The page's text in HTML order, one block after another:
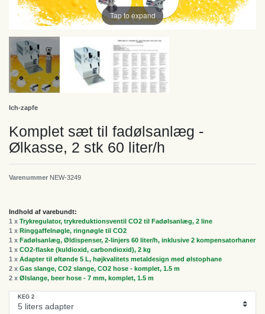
Tap to expand
Ich-zapfe
Komplet sæt til fadølsanlæg -
Ølkasse, 2 stk 60 liter/h
Varenummer NEW-3249
Indhold af varebundt:
1 x Trykregulator, trykreduktionsventil CO2 til Fadølsanlæg, 2 line
1 x Ringgaffelnøgle, ringnøgle til CO2
1 x Fadølsanlæg, Øldispenser, 2-linjers 60 liter/h, inklusive 2 kompensatorhaner
1 x CO2-flaske (kuldioxid, carbondioxid), 2 kg
1 x Adapter til øltønde 5 L, højkvalitets metaldesign med ølstophane
2 x Gas slange, CO2 slange, CO2 hose - komplet, 1.5 m
2 x Ølslange, beer hose - 7 mm, komplet, 1.5 m
KEG 2